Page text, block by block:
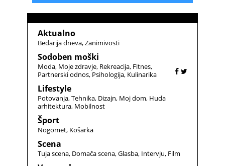
Aktualno
Bedarija dneva Zanimivosti
Sodoben moški
Moda Moje zdravje Rekreacija Fitnes
Partnerski odnos Psihologija Kulinarika
Lifestyle
Potovanja Tehnika Dizajn Moj dom Huda
arhitektura Mobilnost
Šport
Nogomet Košarka
Scena
Tuja scena Domača scena Glasba Intervju Film